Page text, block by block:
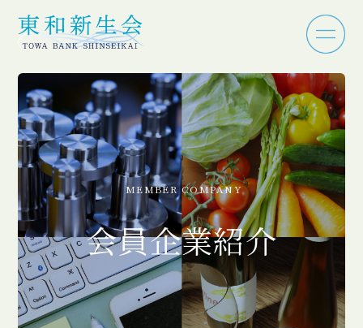
MEMBER COMPANY
会員企業紹介